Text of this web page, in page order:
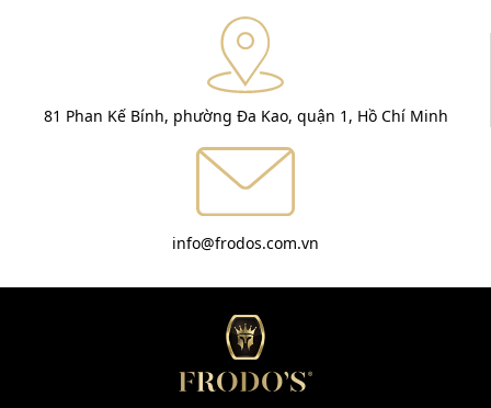
81 Phan Kế Bính, phường Đa Kao, quận 1, Hồ Chí Minh
info@frodos.com.vn